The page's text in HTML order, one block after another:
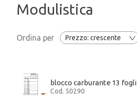
Modulistica
Ordina per
blocco carburante 13
Cod. 50290